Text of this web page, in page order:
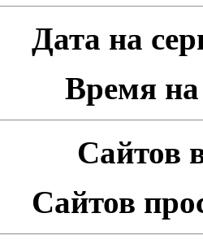
Дата на
Время на
Сайтов
Сайтов